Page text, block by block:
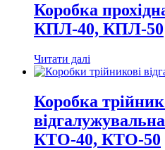
Коробка
КПЛ-40, КПЛ-50
Читати далі
Коробка
КТО-40, КТО-50